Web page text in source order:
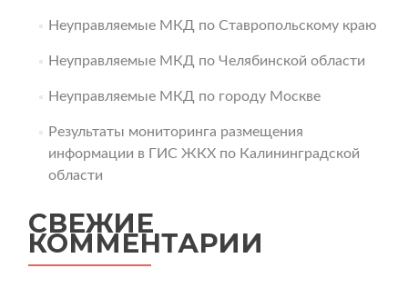
Неуправляемые МКД по Ставропольскому краю
Неуправляемые МКД по Челябинской области
Неуправляемые МКД по городу Москве
Результаты мониторинга размещения
информации в ГИС ЖКХ по Калининградской
области
СВЕЖИЕ
КОММЕНТАРИИ